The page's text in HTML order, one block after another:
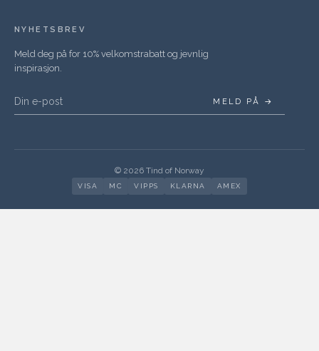
NYHETSBREV
Meld deg på for 10% velkomstrabatt og jevnlig
inspirasjon.
MELD PÅ →
© 2026 Tind of Norway
VISA MC VIPPS KLARNA AMEX